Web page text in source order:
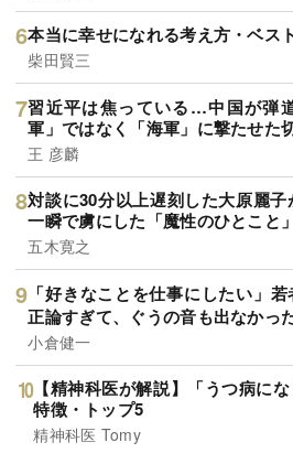
本当に幸せになれる考え方・ベス
柴田賢三
習近平は焦っている…中国が弾
軍」ではなく「海軍」に撃たせた
王 彦麟
対談に30分以上遅刻した大原麗
一瞬で虜にした「魔性のひとこと
五木寛之
「好きなことを仕事にしたい」
正論すぎて、ぐうの音も出なかっ
小倉健一
【精神科医が解説】「うつ病に
特徴・トップ5
精神科医 Tomy